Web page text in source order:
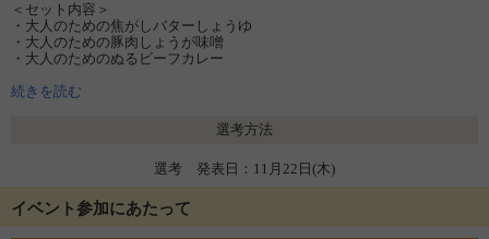
＜セット内容＞
・大人のための焦がしバターしょうゆ
・大人のための豚肉しょうが味噌
・大人のためのぬるビーフカレー
続きを読む
選考方法
選考 発表日：11月22日(木)
イベント参加にあたって